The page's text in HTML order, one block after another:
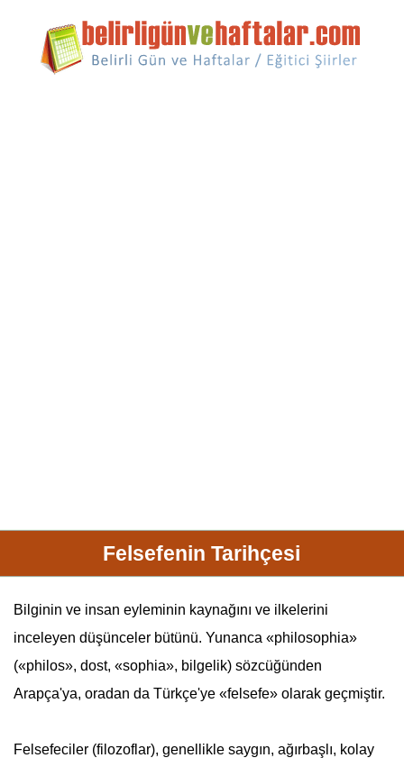
Felsefenin Tarihçesi
Bilginin ve insan eyleminin kaynağını ve ilkelerini
inceleyen düşünceler bütünü. Yunanca «philosophia»
(«philos», dost, «sophia», bilgelik) sözcüğünden
Arapça'ya, oradan da Türkçe'ye «felsefe» olarak geçmiştir.
Felsefeciler (filozoflar), genellikle saygın, ağırbaşlı, kolay